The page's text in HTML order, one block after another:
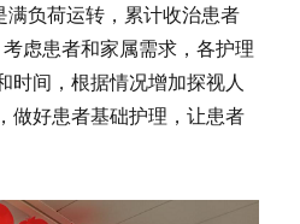
负荷运转，累计收治患者
虑患者和家属需求，各护理
时间，根据情况增加探视人
做好患者基础护理，让患者